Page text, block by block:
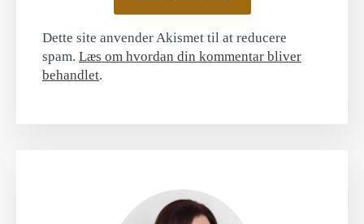
Dette site anvender Akismet til at reducere
spam. Læs om hvordan din kommentar bliver
behandlet.